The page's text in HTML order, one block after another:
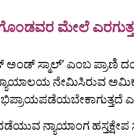
ಮೇಲೆ
ಅಂಡ್ ಸ್ಮಾಲ್ʼ ಎಂಬ
ನೇಮಿಸಿರುವ ಅಮಿಕಸ್‌
ಅಭಿಪ್ರಾಯಪಡೆಯಬೇಕಾಗುತ್ತದೆ
ನ್ಯಾಯಾಂಗ